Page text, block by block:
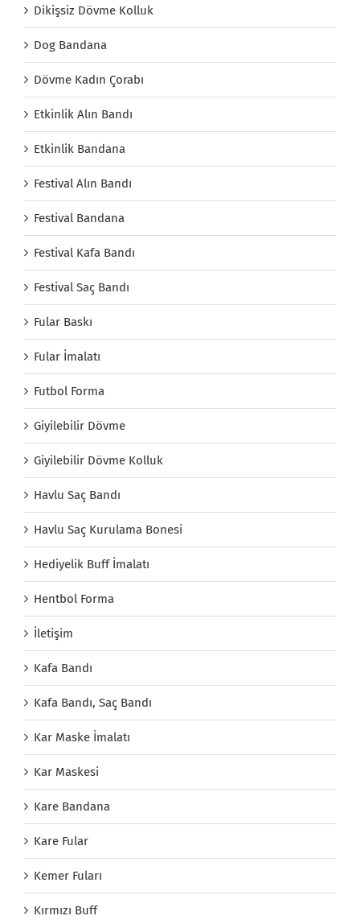
Dikişsiz Dövme Kolluk
Dog Bandana
Dövme Kadın Çorabı
Etkinlik Alın Bandı
Etkinlik Bandana
Festival Alın Bandı
Festival Bandana
Festival Kafa Bandı
Festival Saç Bandı
Fular Baskı
Fular İmalatı
Futbol Forma
Giyilebilir Dövme
Giyilebilir Dövme Kolluk
Havlu Saç Bandı
Havlu Saç Kurulama Bonesi
Hediyelik Buff İmalatı
Hentbol Forma
İletişim
Kafa Bandı
Kafa Bandı, Saç Bandı
Kar Maske İmalatı
Kar Maskesi
Kare Bandana
Kare Fular
Kemer Fuları
Kırmızı Buff